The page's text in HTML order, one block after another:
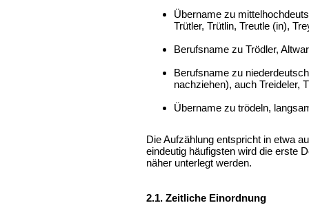
Übername zu
Trütler, Trütlin, Treutle (in),
Berufsname zu Trödler,
Berufsname zu
nachziehen), auch Treideler,
Übername zu trödeln,
Die Aufzählung entspricht in etwa
eindeutig häufigsten wird die erste
näher unterlegt werden.
2.1. Zeitliche Einordnung